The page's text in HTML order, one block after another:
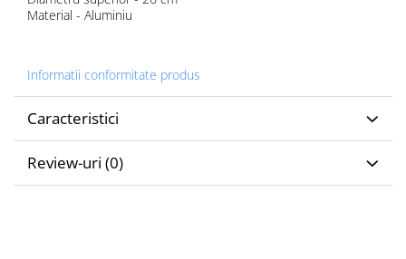
Material - Aluminiu
Informatii conformitate produs
Caracteristici
Review-uri (0)